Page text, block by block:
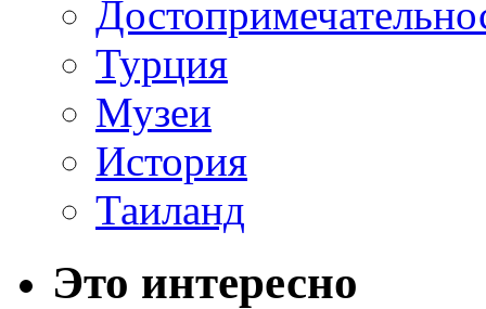
Турция
Музеи
История
Таиланд
Это интересно